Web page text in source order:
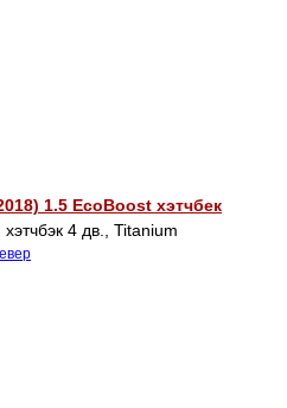
1.5 EcoBoost хэтчбек
4 дв., Titanium